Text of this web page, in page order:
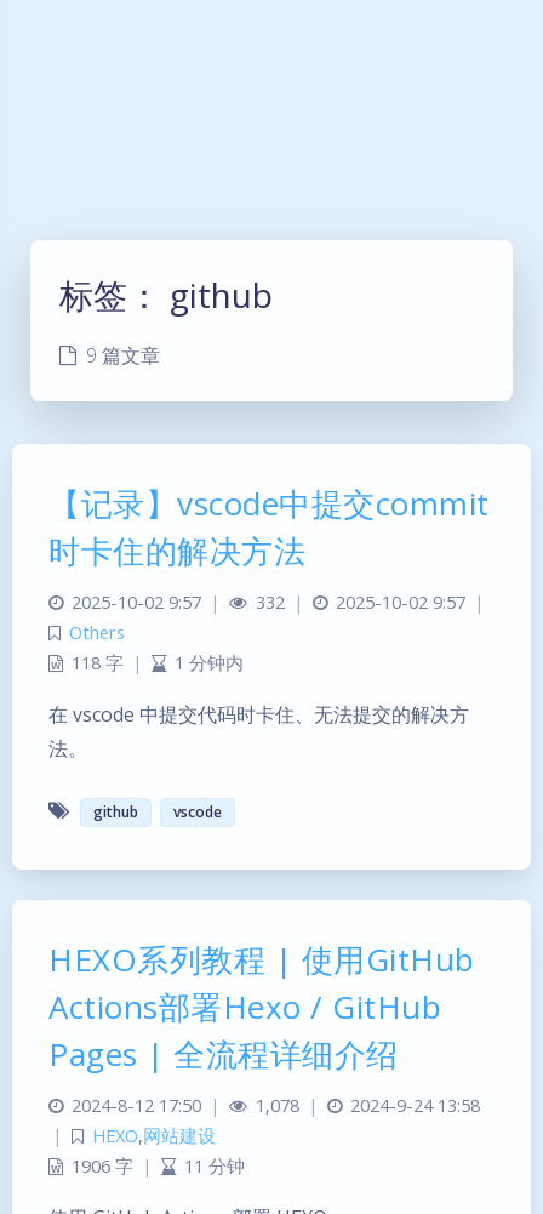
标签： github
9 篇文章
【记录】vscode中提交commit
时卡住的解决方法
2025-10-02 9:57 | 332 | 2025-10-02 9:57 |
Others
118 字 | 1 分钟内
在 vscode 中提交代码时卡住、无法提交的解决方
法。
github vscode
HEXO系列教程 | 使用GitHub
Actions部署Hexo / GitHub
Pages | 全流程详细介绍
2024-8-12 17:50 | 1,078 |
2024-9-24 13:58
|
HEXO,网站建设
1906 字 | 11 分钟